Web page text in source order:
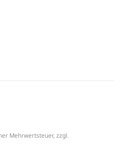
Mehrwertsteuer, zzgl.